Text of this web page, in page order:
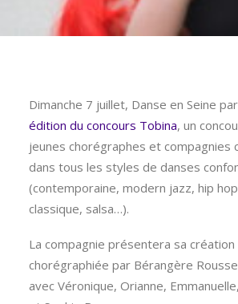
Dimanche 7 juillet, Danse en Seine
édition du concours Tobina, un
jeunes chorégraphes et compagnies
dans tous les styles de danses
(contemporaine, modern jazz, hip
classique, salsa…).
La compagnie présentera sa création
chorégraphiée par Bérangère
avec Véronique, Orianne,